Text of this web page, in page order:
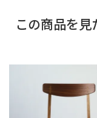
この商品を